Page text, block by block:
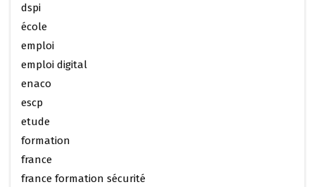
dspi
école
emploi
emploi digital
enaco
escp
etude
formation
france
france formation sécurité